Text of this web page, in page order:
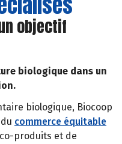
objectif
biologique dans un
biologique, Biocoop
commerce équitable
produits et de